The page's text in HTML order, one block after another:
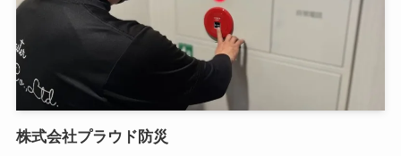
株式会社プラウド防災